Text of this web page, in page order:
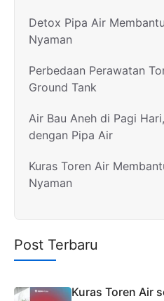
Detox Pipa Air
Nyaman
Perbedaan Perawatan
Ground Tank
Air Bau Aneh di Pagi
dengan Pipa Air
Kuras Toren Air
Nyaman
Post Terbaru
Kuras Toren Air